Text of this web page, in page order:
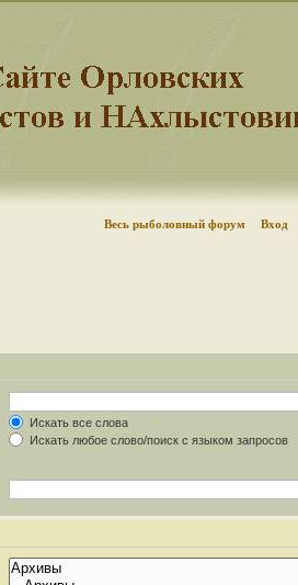
Весь рыболовный форум Вход
Искать все слова
Искать любое слово/поиск с языком запросов